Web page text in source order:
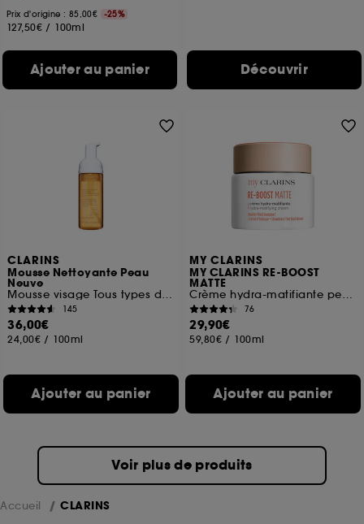
Prix d'origine : 85,00€ -25%
127,50€ / 100ml
Ajouter au panier Découvrir
CLARINS
Mousse Nettoyante Peau
Neuve
Mousse visage Tous types de peaux
145
36,00€
24,00€ / 100ml
Ajouter au panier
MY CLARINS
MY CLARINS RE-BOOST
MATTE
Crème hydra-matifiante peaux mixtes à grasses
76
29,90€
59,80€ / 100ml
Ajouter au panier
Voir plus de produits
Accueil CLARINS